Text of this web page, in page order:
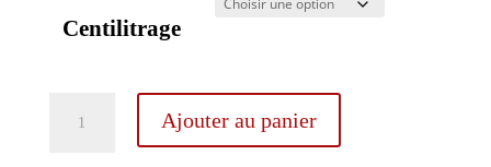
Centilitrage
quantité
Ajouter au panier